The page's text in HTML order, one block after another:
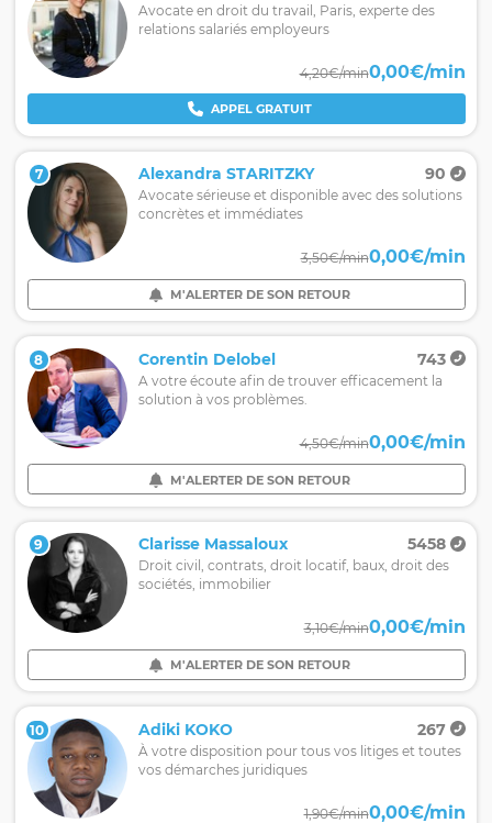
Avocate en droit du travail, Paris, experte des
relations salariés employeurs
4,20€/min0,00€/min
APPEL GRATUIT
7 Alexandra STARITZKY 90
Avocate sérieuse et disponible avec des solutions
concrètes et immédiates
3,50€/min0,00€/min
M'ALERTER DE SON RETOUR
8 Corentin Delobel 743
A votre écoute afin de trouver efficacement la
solution à vos problèmes.
4,50€/min0,00€/min
M'ALERTER DE SON RETOUR
9 Clarisse Massaloux 5458
Droit civil, contrats, droit locatif, baux, droit des
sociétés, immobilier
3,10€/min0,00€/min
M'ALERTER DE SON RETOUR
10 Adiki KOKO 267
À votre disposition pour tous vos litiges et toutes
vos démarches juridiques
1,90€/min0,00€/min